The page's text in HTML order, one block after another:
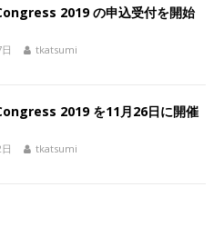
2019 の申込受付を開始
tkatsumi
2019 を11月26日に開催
tkatsumi